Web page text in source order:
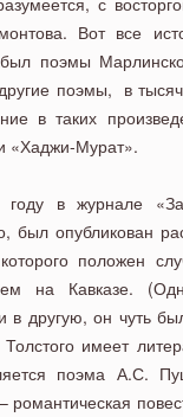
Вот все
поэмы
поэмы, в
в таких
«Хаджи-Мурат».
в журнале
был опубликован
положен
на Кавказе.
в другую, он чуть
Толстого имеет
поэма А.С.
романтическая